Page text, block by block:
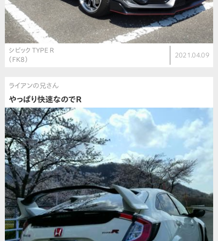
シビック TYPE R
（FK8）
2021.04.09
ライアンの兄さん
やっぱり快速なのでR